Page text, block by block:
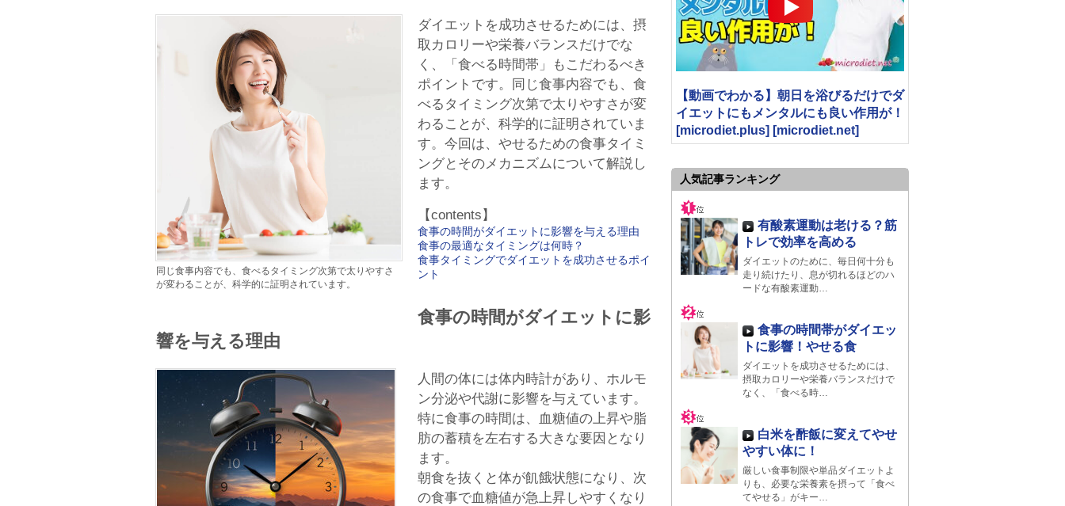
同じ食事内容でも、食べるタイミング次第で太りやすさ
が変わることが、科学的に証明されています。
ダイエットを成功させるためには、摂
取カロリーや栄養バランスだけでな
く、「食べる時間帯」もこだわるべき
ポイントです。同じ食事内容でも、食
べるタイミング次第で太りやすさが変
わることが、科学的に証明されていま
す。今回は、やせるための食事タイミ
ングとそのメカニズムについて解説し
ます。
【contents】
食事の時間がダイエットに影響を与える理由
食事の最適なタイミングは何時？
食事タイミングでダイエットを成功させるポイ
ント
食事の時間がダイエットに影
響を与える理由
人間の体には体内時計があり、ホルモ
ン分泌や代謝に影響を与えています。
特に食事の時間は、血糖値の上昇や脂
肪の蓄積を左右する大きな要因となり
ます。
朝食を抜くと体が飢餓状態になり、次
の食事で血糖値が急上昇しやすくなり
【動画でわかる】朝日を浴びるだけでダ
イエットにもメンタルにも良い作用が！
[microdiet.plus] [microdiet.net]
人気記事ランキング
有酸素運動は老ける？筋
トレで効率を高める
ダイエットのために、毎日何十分も
走り続けたり、息が切れるほどのハ
ードな有酸素運動…
食事の時間帯がダイエッ
トに影響！やせる食
ダイエットを成功させるためには、
摂取カロリーや栄養バランスだけで
なく、「食べる時…
白米を酢飯に変えてやせ
やすい体に！
厳しい食事制限や単品ダイエットよ
りも、必要な栄養素を摂って「食べ
てやせる」がキー…